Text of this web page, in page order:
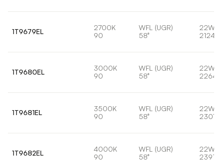
1T9679EL
2700K
90
WFL (UGR)
58°
22W
2124lm
1T9680EL
3000K
90
WFL (UGR)
58°
22W
1T9681EL
3500K
90
WFL (UGR)
58°
22W
1T9682EL
4000K
90
WFL (UGR)
58°
22W
2391lm